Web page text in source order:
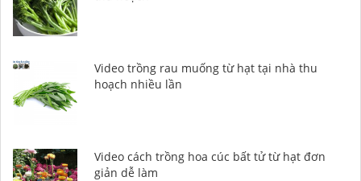
Video trồng rau muống từ hạt tại nhà thu
hoạch nhiều lần
Video cách trồng hoa cúc bất tử từ hạt đơn
giản dễ làm